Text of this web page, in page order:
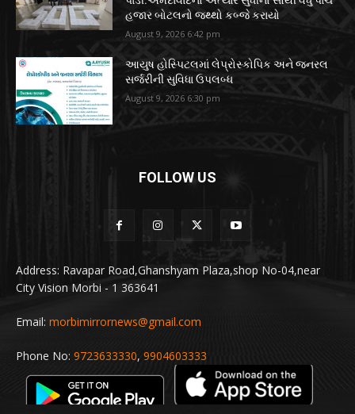
હજાર બોટલનો જથ્થો કબ્જે કરાયો
August 9, 2026 6:42 pm
આયુષ હોસ્પિટલમાં લેપ્રોસ્કોપિક અને જનરલ
સર્જરીની સુવિધા ઉપલબ્ધ
August 9, 2026 6:30 pm
FOLLOW US
Address: Ravapar Road,Ghanshyam Plaza,shop No-04,near
City Vision Morbi - 1 363641
Email: morbimirrornews@gmail.com
Phone No: 9723633330, 9904603333